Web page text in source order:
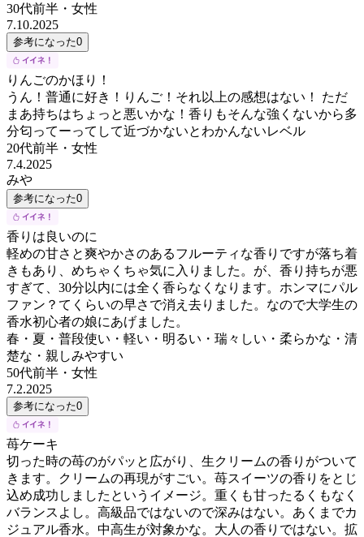
30代前半 ・ 女性
7.10.2025
参考になった0
りんごのかほり！
うん！普通に好き！りんご！それ以上の感想はない！ ただ
まあ持ちはちょっと悪いかな！香りもそんな強くないから多
分匂ってーってして近づかないとわかんないレベル
20代前半 ・ 女性
7.4.2025
みや
参考になった0
香りは良いのに
軽めの甘さと爽やかさのあるフルーティな香りですが落ち着
きもあり、めちゃくちゃ気に入りました。が、香り持ちが悪
すぎて、30分以内には全く香らなくなります。ホンマにパル
ファン？てくらいの早さで消え去りました。なので大学生の
香水初心者の娘にあげました。
春・夏・普段使い・軽い・明るい・瑞々しい・柔らかな・清
楚な・親しみやすい
50代前半 ・ 女性
7.2.2025
参考になった0
苺ケーキ
切った時の苺のがパッと広がり、生クリームの香りがついて
きます。クリームの再現がすごい。苺スイーツの香りをとじ
込め成功しましたというイメージ。重くも甘ったるくもなく
バランスよし。高級品ではないので深みはない。あくまでカ
ジュアル香水。中高生が対象かな。大人の香りではない。拡